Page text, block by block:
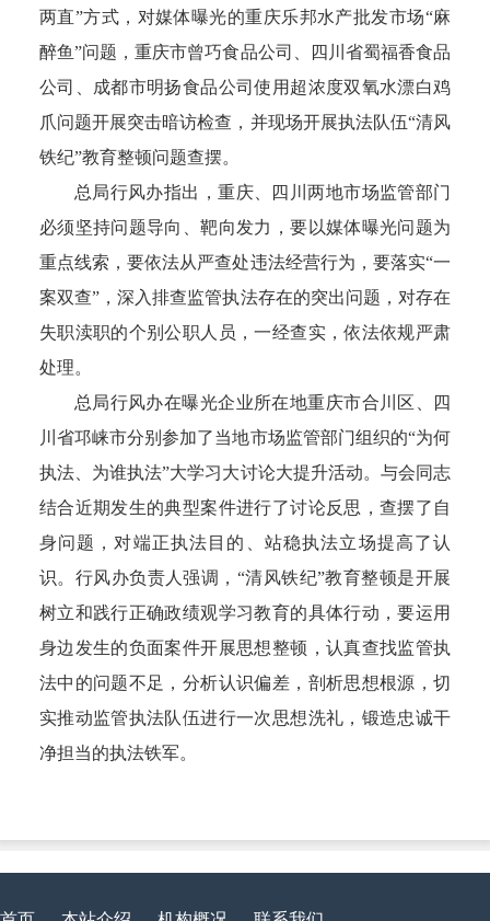
两直”方式，对媒体曝光的重庆乐邦水产批发市场“麻
醉鱼”问题，重庆市曾巧食品公司、四川省蜀福香食品
公司、成都市明扬食品公司使用超浓度双氧水漂白鸡
爪问题开展突击暗访检查，并现场开展执法队伍“清风
铁纪”教育整顿问题查摆。
总局行风办指出，重庆、四川两地市场监管部门
必须坚持问题导向、靶向发力，要以媒体曝光问题为
重点线索，要依法从严查处违法经营行为，要落实“一
案双查”，深入排查监管执法存在的突出问题，对存在
失职渎职的个别公职人员，一经查实，依法依规严肃
处理。
总局行风办在曝光企业所在地重庆市合川区、四
川省邛崃市分别参加了当地市场监管部门组织的“为何
执法、为谁执法”大学习大讨论大提升活动。与会同志
结合近期发生的典型案件进行了讨论反思，查摆了自
身问题，对端正执法目的、站稳执法立场提高了认
识。行风办负责人强调，“清风铁纪”教育整顿是开展
树立和践行正确政绩观学习教育的具体行动，要运用
身边发生的负面案件开展思想整顿，认真查找监管执
法中的问题不足，分析认识偏差，剖析思想根源，切
实推动监管执法队伍进行一次思想洗礼，锻造忠诚干
净担当的执法铁军。